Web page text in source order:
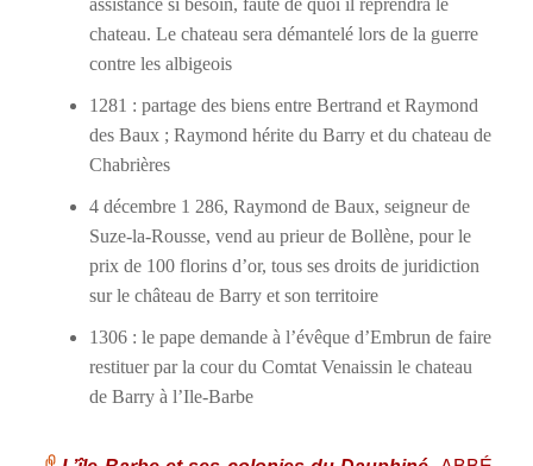
assistance si besoin, faute de quoi il reprendra le
chateau. Le chateau sera démantelé lors de la guerre
contre les albigeois
1281 : partage des biens entre Bertrand et Raymond
des Baux ; Raymond hérite du Barry et du chateau de
Chabrières
4 décembre 1 286, Raymond de Baux, seigneur de
Suze-la-Rousse, vend au prieur de Bollène, pour le
prix de 100 florins d’or, tous ses droits de juridiction
sur le château de Barry et son territoire
1306 : le pape demande à l’évêque d’Embrun de faire
restituer par la cour du Comtat Venaissin le chateau
de Barry à l’Ile-Barbe